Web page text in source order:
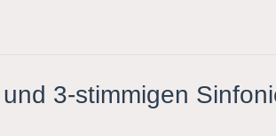
3-stimmigen